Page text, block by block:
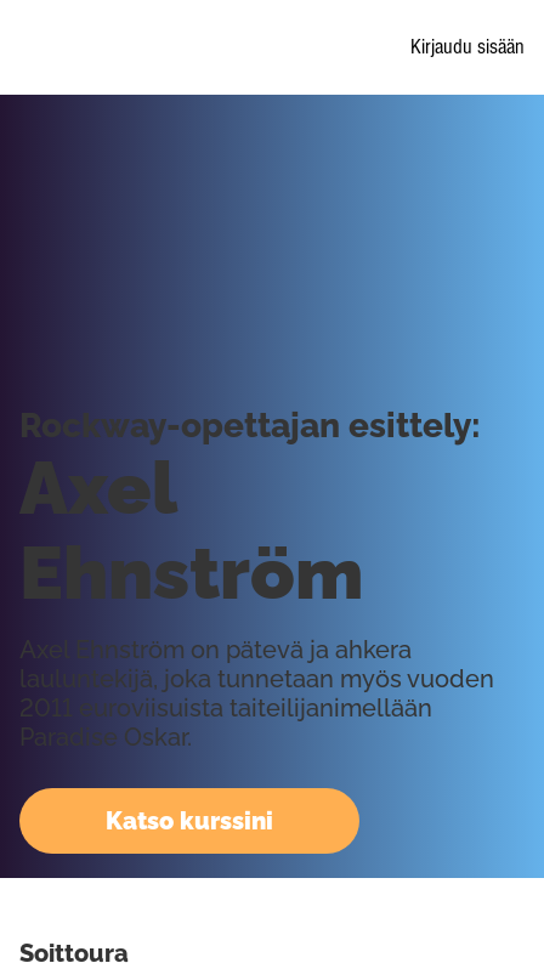
Kirjaudu sisään
Axel
Ehnström
Axel Ehnström on pätevä ja ahkera
lauluntekijä, joka tunnetaan myös vuoden
2011 euroviisuista taiteilijanimellään
Paradise Oskar.
Rockway-opettajan esittely:
Katso kurssini
Soittoura